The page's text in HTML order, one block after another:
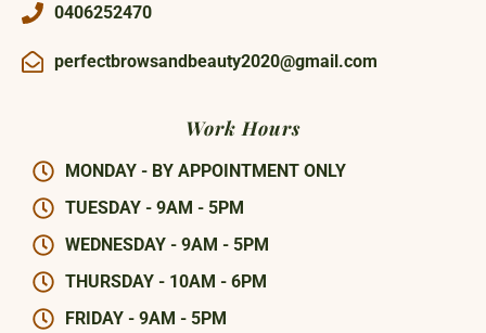
0406252470
perfectbrowsandbeauty2020@gmail.com
Work Hours
MONDAY - BY APPOINTMENT ONLY
TUESDAY - 9AM - 5PM
WEDNESDAY - 9AM - 5PM
THURSDAY - 10AM - 6PM
FRIDAY - 9AM - 5PM